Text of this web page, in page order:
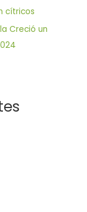
cítricos
Creció un